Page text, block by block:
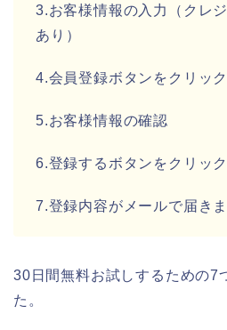
3.お客様情報の入力（クレ
あり）
4.会員登録ボタンをクリック
5.お客様情報の確認
6.登録するボタンをクリック
7.登録内容がメールで届きま
30日間無料お試しするための7
た。